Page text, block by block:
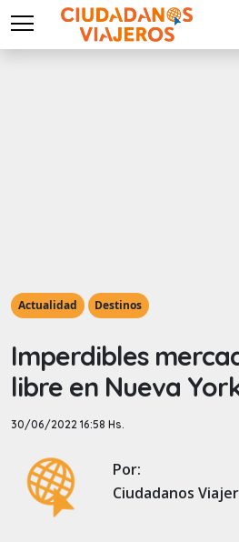
menu
Actualidad Destinos
Imperdibles
libre en Nueva
30/06/2022 16:58 Hs.
Por:
Ciudadanos